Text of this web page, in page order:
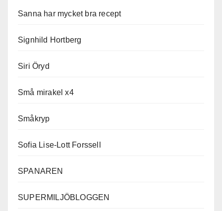
Sanna har mycket bra recept
Signhild Hortberg
Siri Öryd
Små mirakel x4
Småkryp
Sofia Lise-Lott Forssell
SPANAREN
SUPERMILJÖBLOGGEN